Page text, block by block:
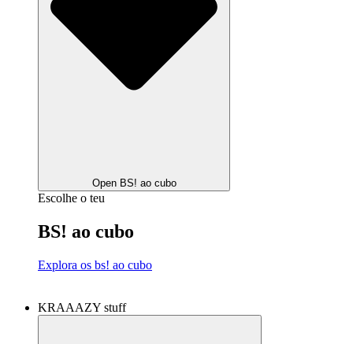
Open BS! ao cubo
Escolhe o teu
BS! ao cubo
Explora os bs! ao cubo
KRAAAZY stuff